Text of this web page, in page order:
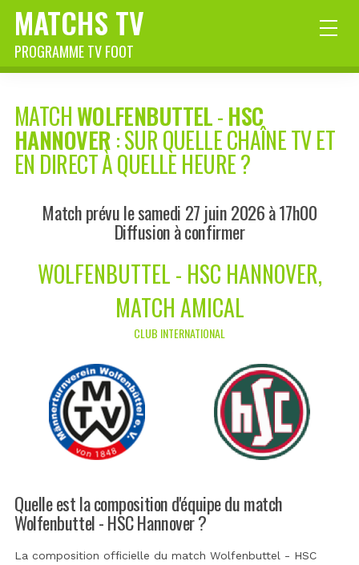
MATCHS TV
PROGRAMME TV FOOT
MATCHWOLFENBUTTEL-HSC
HANNOVER: SUR QUELLE CHAÎNE TV ET
EN DIRECT À QUELLE HEURE ?
Match prévu le samedi 27 juin 2026 à 17h00
Diffusion à confirmer
WOLFENBUTTEL - HSC HANNOVER,
MATCH AMICAL
CLUB INTERNATIONAL
Quelle est la composition d'équipe du match
Wolfenbuttel - HSC Hannover ?
La composition officielle du match Wolfenbuttel - HSC